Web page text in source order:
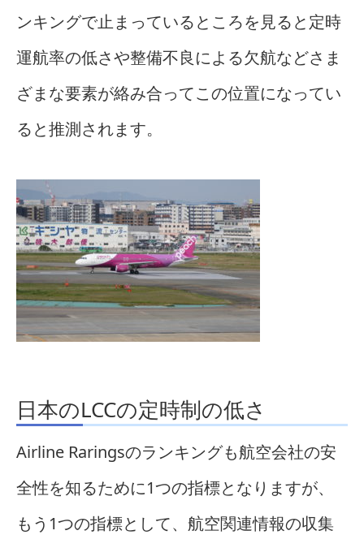
ンキングで止まっているところを見ると定時
運航率の低さや整備不良による欠航などさま
ざまな要素が絡み合ってこの位置になってい
ると推測されます。
日本のLCCの定時制の低さ
Airline Raringsのランキングも航空会社の安
全性を知るために1つの指標となりますが、
もう1つの指標として、航空関連情報の収集